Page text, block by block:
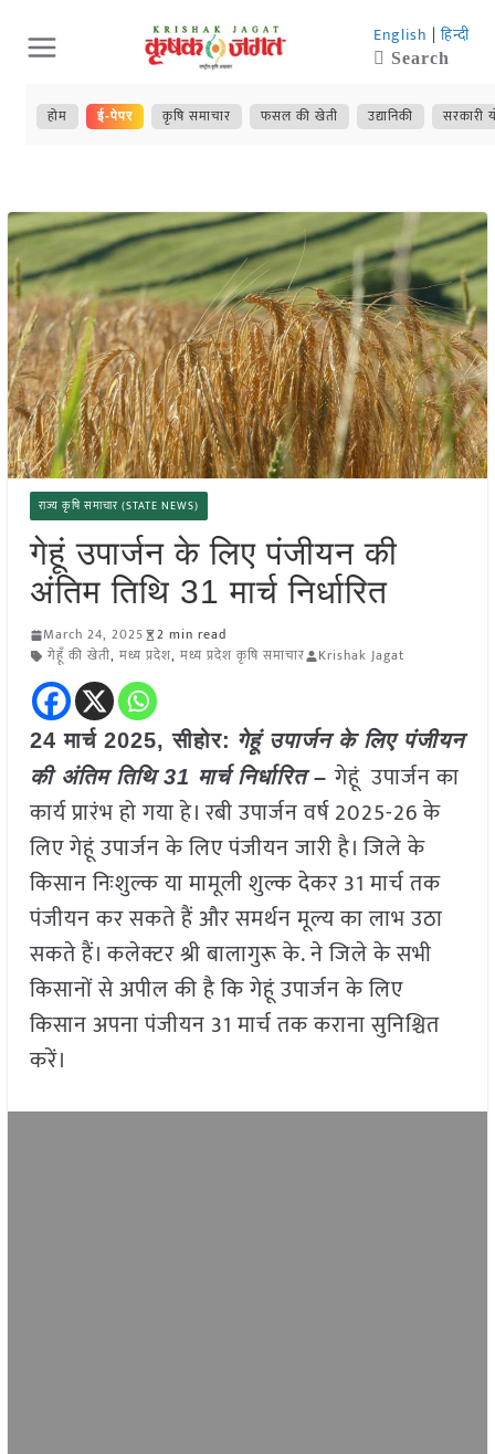
Skip
to
content
English | हिन्दी
Search
होम ई-पेपर कृषि समाचार फसल की खेती उद्यानिकी सरकारी
राज्य कृषि समाचार (STATE NEWS)
गेहूं उपार्जन के लिए पंजीयन की
अंतिम तिथि 31 मार्च निर्धारित
March 24, 2025
2 min read
गेहूँ की खेती, मध्य प्रदेश, मध्य प्रदेश कृषि समाचार Krishak Jagat
24 मार्च 2025,सीहोर: गेहूं उपार्जन के लिए पंजीयन
की अंतिम तिथि 31 मार्च निर्धारित –गेहूं उपार्जन का
कार्य प्रारंभ हो गया हे। रबी उपार्जन वर्ष 2025-26 के
लिए गेहूं उपार्जन के लिए पंजीयन जारी है। जिले के
किसान निःशुल्क या मामूली शुल्क देकर 31 मार्च तक
पंजीयन कर सकते हैं और समर्थन मूल्य का लाभ उठा
सकते हैं। कलेक्टर श्री बालागुरू के. ने जिले के सभी
किसानों से अपील की है कि गेहूं उपार्जन के लिए
किसान अपना पंजीयन 31 मार्च तक कराना सुनिश्चित
करें।